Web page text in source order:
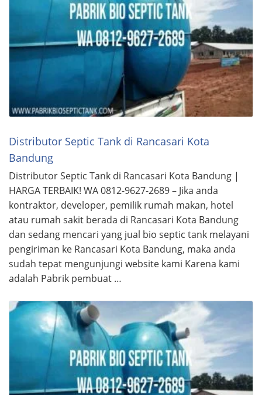
Distributor Septic Tank di Rancasari Kota
Bandung
Distributor Septic Tank di Rancasari Kota Bandung |
HARGA TERBAIK! WA 0812-9627-2689 – Jika anda
kontraktor, developer, pemilik rumah makan, hotel
atau rumah sakit berada di Rancasari Kota Bandung
dan sedang mencari yang jual bio septic tank melayani
pengiriman ke Rancasari Kota Bandung, maka anda
sudah tepat mengunjungi website kami Karena kami
adalah Pabrik pembuat …